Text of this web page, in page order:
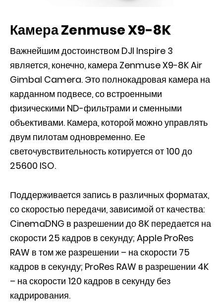
Камера Zenmuse X9-8K
Важнейшим достоинством DJI Inspire 3
является, конечно, камера Zenmuse X9-8K Air
Gimbal Camera. Это полнокадровая камера на
карданном подвесе, со встроенными
физическими ND-фильтрами и сменными
объективами. Камера, которой можно управлять
двум пилотам одновременно. Ее
светочувствительность котируется от 100 до
25600 ISO.
Поддерживается запись в различных форматах,
со скоростью передачи, зависимой от качества:
CinemaDNG в разрешении до 8K передается на
скорости 25 кадров в секунду; Apple ProRes
RAW в том же разрешении – на скорости 75
кадров в секунду; ProRes RAW в разрешении 4K
– на скорости 120 кадров в секунду без
кадрирования.